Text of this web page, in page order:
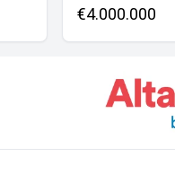
€4.000.000